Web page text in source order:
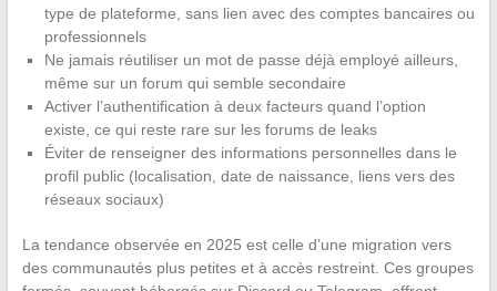
type de plateforme, sans lien avec des comptes bancaires ou
professionnels
Ne jamais réutiliser un mot de passe déjà employé ailleurs,
même sur un forum qui semble secondaire
Activer l’authentification à deux facteurs quand l’option
existe, ce qui reste rare sur les forums de leaks
Éviter de renseigner des informations personnelles dans le
profil public (localisation, date de naissance, liens vers des
réseaux sociaux)
La tendance observée en 2025 est celle d’une migration vers
des communautés plus petites et à accès restreint. Ces groupes